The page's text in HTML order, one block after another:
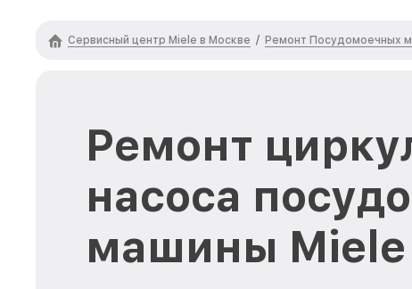
Сервисный центр Miele в Москве / Ремонт Посудомоечных
Ремонт
насоса
машины Miele